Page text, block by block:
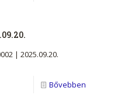
| 2025.09.20.
Bővebben